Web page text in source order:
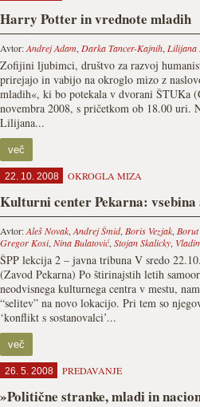
Harry Potter in vrednote mladih
Avtor:Andrej Adam, Darka Tancer-Kajnih, Lilijana
Zofijini ljubimci, društvo za razvoj
prirejajo in vabijo na okroglo mizo z
mladih«, ki bo potekala v dvorani ŠTUKa
novembra 2008, s pričetkom ob 18.00 uri.
Lilijana...
več
22. 10. 2008 OKROGLA MIZA
Kulturni center Pekarna:
Avtor:Aleš Novak, Andrej Šmid, Boris Vezjak,
Gregor Kosi, Nina Bulatović, Stojan Skalicky,
ŠPP lekcija 2 – javna tribuna V sredo
(Zavod Pekarna) Po štirinajstih letih
neodvisnega kulturnega centra v mestu,
“selitev” na novo lokacijo. Pri tem so
‘konflikt s sostanovalci’...
več
26. 5. 2008 PREDAVANJE
»Politične stranke, mladi in